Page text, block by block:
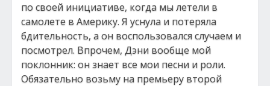
по своей инициативе, когда мы летели в
самолете в Америку. Я уснула и потеряла
бдительность, а он воспользовался случаем и
посмотрел. Впрочем, Дэни вообще мой
поклонник: он знает все мои песни и роли.
Обязательно возьму на премьеру второй